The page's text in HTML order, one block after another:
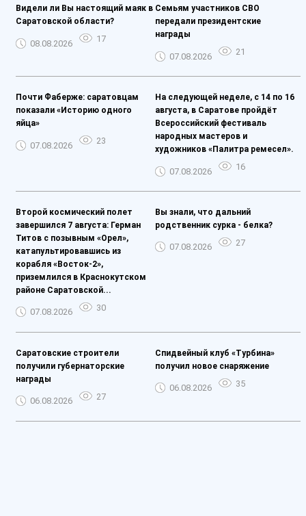
Видели ли Вы настоящий маяк в
Саратовской области?
08.08.2026 17
Семьям участников СВО
передали президентские
награды
07.08.2026 21
Почти Фаберже: саратовцам
показали «Историю одного
яйца»
07.08.2026 23
На следующей неделе, с 14 по 16
августа, в Саратове пройдёт
Всероссийский фестиваль
народных мастеров и
художников «Палитра ремесел».
07.08.2026 16
Второй космический полет
завершился 7 августа: Герман
Титов с позывным «Орел»,
катапультировавшись из
корабля «Восток-2»,
приземлился в Краснокутском
районе Саратовской...
07.08.2026 30
Вы знали, что дальний
родственник сурка - белка?
07.08.2026 27
Саратовские строители
получили губернаторские
награды
06.08.2026 27
Спидвейный клуб «Турбина»
получил новое снаряжение
06.08.2026 35